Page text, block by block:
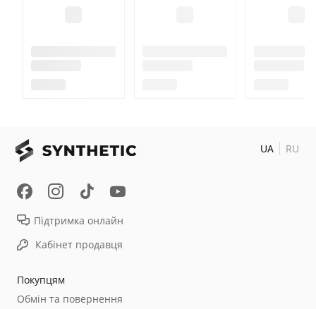
Покупцям
Обмін та повернення
Підтримка онлайн
Кабінет продавця
UA RU